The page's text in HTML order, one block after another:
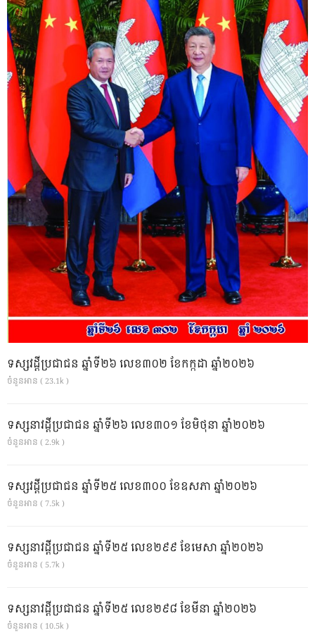
ទស្សវដ្តីប្រជាជន ឆ្នាំទី២៦ លេខ៣០២ ខែកក្កដា ឆ្នាំ២០២៦
ចំនួនអាន ( 23.1k )
ទស្សនាវដ្ដីប្រជាជន ឆ្នាំទី២៦ លេខ៣០១ ខែមិថុនា ឆ្នាំ២០២៦
ចំនួនអាន ( 2.9k )
ទស្សវដ្តីប្រជាជន ឆ្នាំទី២៥ លេខ៣០០ ខែឧសភា ឆ្នាំ២០២៦
ចំនួនអាន ( 7.5k )
ទស្សនាវដ្ដីប្រជាជន ឆ្នាំទី២៥ លេខ២៩៩ ខែមេសា ឆ្នាំ២០២៦
ចំនួនអាន ( 5.7k )
ទស្សនាវដ្ដីប្រជាជន ឆ្នាំទី២៥ លេខ២៩៨ ខែមីនា ឆ្នាំ២០២៦
ចំនួនអាន ( 10.5k )